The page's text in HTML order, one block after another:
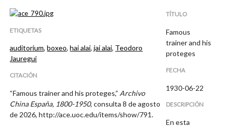
ETIQUETAS
auditorium,boxeo,hai alai,jai alai, Teodoro
Jauregui
CITACIÓN
“Famous trainer and his proteges,” Archivo
China España, 1800-1950, consulta 8 de agosto
de 2026,http://ace.uoc.edu/items/show/791.
TÍTULO
Famous
trainer and his
proteges
FECHA
1930-06-22
DESCRIPCIÓN
En esta